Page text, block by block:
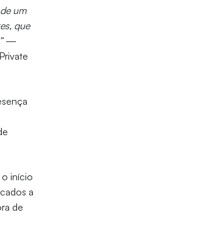
um
que
—
o início
a
de